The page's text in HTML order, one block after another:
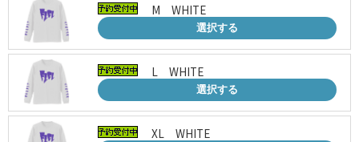
M WHITE
選択する
L WHITE
選択する
XL WHITE